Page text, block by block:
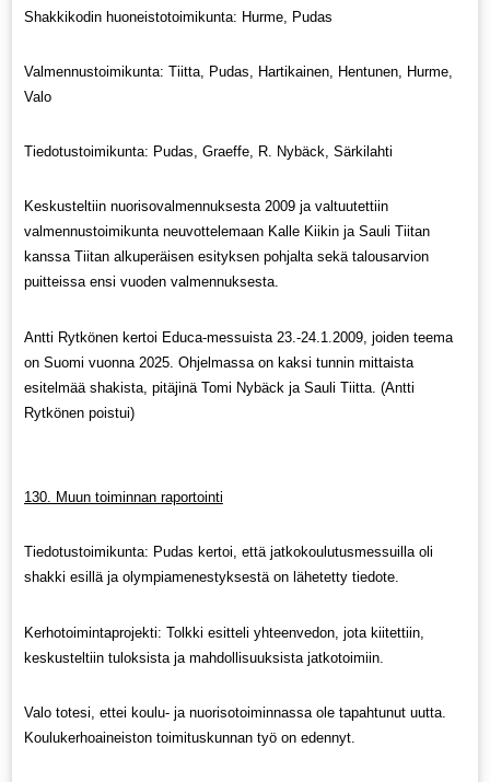
Shakkikodin huoneistotoimikunta: Hurme, Pudas
Valmennustoimikunta: Tiitta, Pudas, Hartikainen, Hentunen, Hurme,
Valo
Tiedotustoimikunta: Pudas, Graeffe, R. Nybäck, Särkilahti
Keskusteltiin nuorisovalmennuksesta 2009 ja valtuutettiin
valmennustoimikunta neuvottelemaan Kalle Kiikin ja Sauli Tiitan
kanssa Tiitan alkuperäisen esityksen pohjalta sekä talousarvion
puitteissa ensi vuoden valmennuksesta.
Antti Rytkönen kertoi Educa-messuista 23.-24.1.2009, joiden teema
on Suomi vuonna 2025. Ohjelmassa on kaksi tunnin mittaista
esitelmää shakista, pitäjinä Tomi Nybäck ja Sauli Tiitta. (Antti
Rytkönen poistui)
130. Muun toiminnan raportointi
Tiedotustoimikunta: Pudas kertoi, että jatkokoulutusmessuilla oli
shakki esillä ja olympiamenestyksestä on lähetetty tiedote.
Kerhotoimintaprojekti: Tolkki esitteli yhteenvedon, jota kiitettiin,
keskusteltiin tuloksista ja mahdollisuuksista jatkotoimiin.
Valo totesi, ettei koulu- ja nuorisotoiminnassa ole tapahtunut uutta.
Koulukerhoaineiston toimituskunnan työ on edennyt.